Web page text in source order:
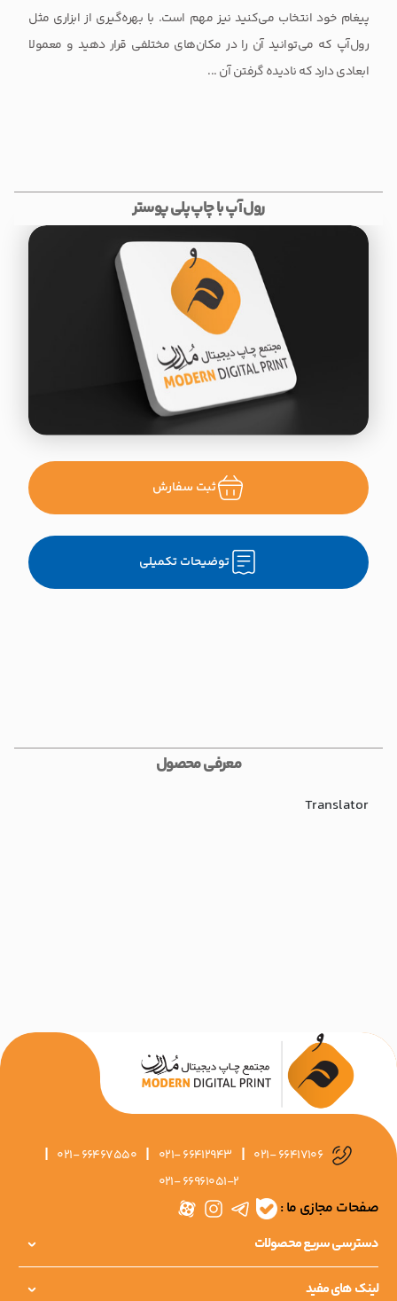
پیغام خود انتخاب می‌کنید نیز مهم است. با بهره‌گیری از ابزاری مثل
رول‌آپ که می‌توانید آن را در مکان‌های مختلفی قرار دهید و معمولا
ابعادی دارد که نادیده گرفتن آن ...
رول آپ با چاپ پلی پوستر
ثبت سفارش
توضیحات تکمیلی
معرفی محصول
Translator
021- 66417106
|
021- 66412943
|
021- 66467550
|
021- 66961051-2
صفحات مجازی ما :
دسترسی سریع محصولات
لینک های مفید